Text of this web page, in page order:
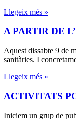
Llegeix més »
A PARTIR DE
Aquest dissabte 9 de
sanitàries. I
Llegeix més »
ACTIVITATS
Iniciem un grup de